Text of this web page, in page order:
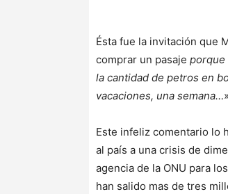
Ésta fue la invitación que
comprar un pasaje porque
la cantidad de petros en
vacaciones, una semana…»
Este infeliz comentario lo
al país a una crisis de
agencia de la ONU para
han salido mas de tres